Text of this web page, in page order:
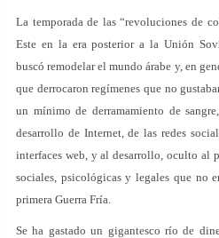
La temporada de las “revoluciones de
Este en la era posterior a la Unión
buscó remodelar el mundo árabe y, en
que derrocaron regímenes que no
un mínimo de derramamiento de
desarrollo de Internet, de las redes
interfaces web, y al desarrollo, oculto al
sociales, psicológicas y legales que no
primera Guerra Fría.
Se ha gastado un gigantesco río de